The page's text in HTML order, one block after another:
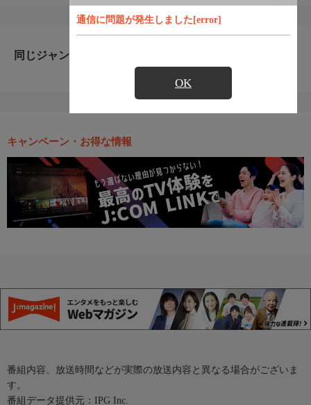
通信に問題が発生しました[error]
OK
同じジャンルのおすすめ番組
キャンペーン・お得な情報
番組内容、放送時間などが実際の放送内容と異なる場合がございま
す。
番組データ提供元：IPG Inc.